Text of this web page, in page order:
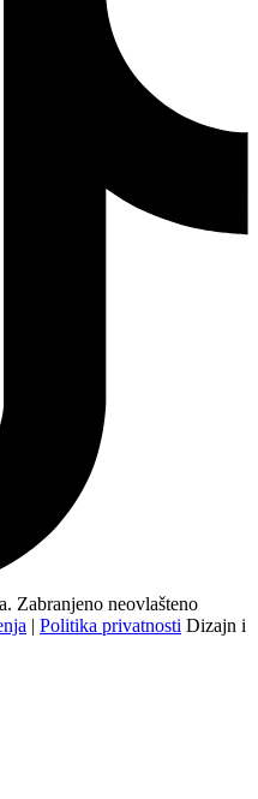
Zabranjeno neovlašteno
| Politika privatnosti Dizajn i